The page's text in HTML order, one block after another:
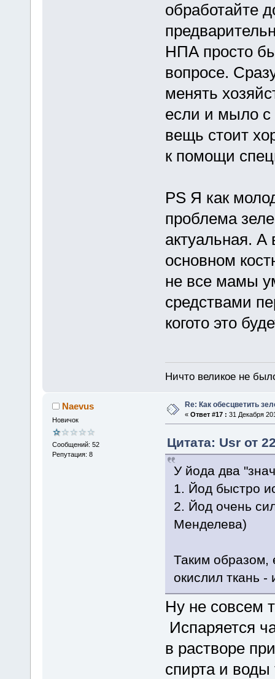
обработайте
НПА просто
вопросе.
менять
если и мыло с
вещь стоит
к помощи
PS Я как
проблема
актуальная.
основном
не все мамы
средствами
когото это
Ничто великое не
Naevus
Новичок
Сообщений: 52
Репутация: 8
Re: Как обесцветить
« Ответ #17 : 31 Декабря
Цитата: Usr от
У йода два
1. Йод быстро
2. Йод очень
Менделева)
Таким образом,
окислил ткань
Ну не совсем
Испаряется
в растворе
спирта и